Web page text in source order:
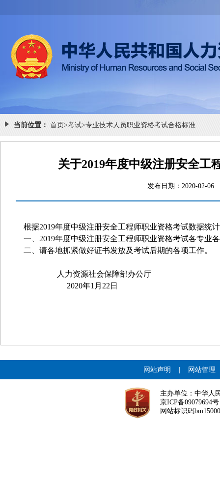
当前位置： 首页>考试>专业技术人员职业资格考试合格标准
关于2019年度中级注册安全工
发布日期：
根据2019年度中级注册安全工程师职业资格考试数据统
一、 2019年度中级注册安全工程师职业资格考试各专业
二、请各地抓紧做好证书发放及考试后期的各项工作。
人力资源社会保障部办公厅
2020年1 月 22 日